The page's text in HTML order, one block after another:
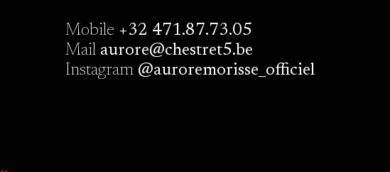
Mobile +32 471.87.73.05
Mailaurore@chestret5.be
Instagram@auroremorisse_officiel